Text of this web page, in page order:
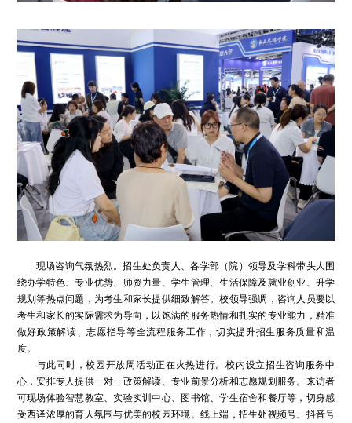
现场咨询气氛热烈。招生处负责人、各学部（院）领导及学科带头人围
绕办学特色、专业优势、师资力量、学生管理、生活保障及就业创业、升学
规划等热点问题，为考生和家长提供细致解答。校领导强调，咨询人员要以
考生和家长的实际需求为导向，以饱满的服务热情和扎实的专业能力，精准
做好政策解读、志愿指导等全流程服务工作，切实提升招生服务质量和温
度。
与此同时，校园开放周活动正在火热进行。校内设立招生咨询服务中
心，安排专人提供一对一政策解读、专业前景分析和志愿规划服务。来访者
可现场体验智慧教室、实验实训中心、图书馆、学生宿舍和餐厅等，切身感
受西译浓厚的育人氛围与优美的校园环境。线上端，招生处视频号、抖音号